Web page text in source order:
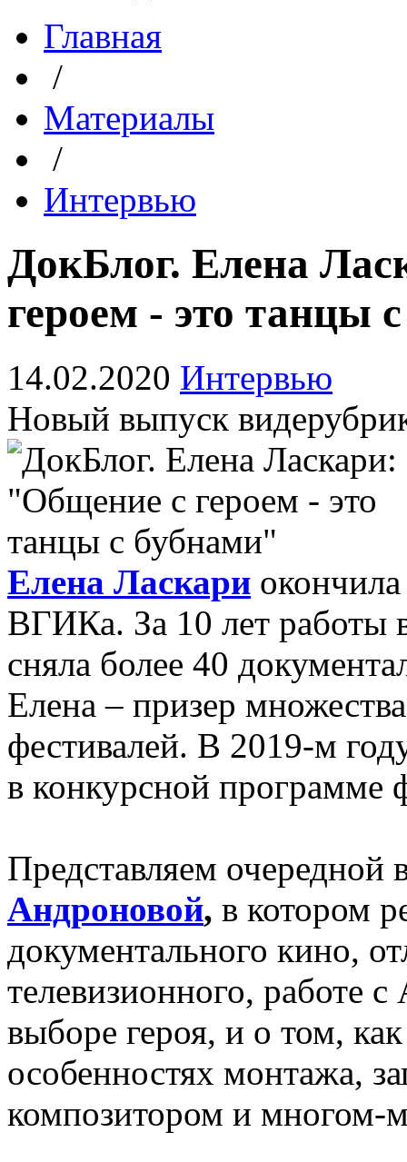
Главная
/
Материалы
/
Интервью
ДокБлог. Елена
героем - это танцы
14.02.2020 Интервью
Новый выпуск
Елена Ласкари
ВГИКа. За 10 лет работы
сняла более 40
Елена – призер
фестивалей. В 2019-м
в конкурсной программе
Представляем
Андроновой, в котором
документального кино,
телевизионного,
выборе героя, и о том,
особенностях монтажа,
композитором и многом-